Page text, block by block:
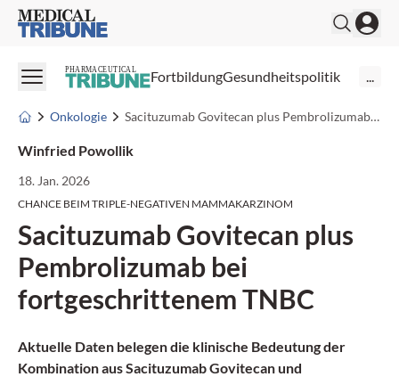
Medical Tribune
PHARMACEUTICAL FortbildungGesundheitspolitik ...
Onkologie Sacituzumab Govitecan plus Pembrolizumab bei fortgeschrittenem TNBC
Winfried Powollik
18. Jan. 2026
CHANCE BEIM TRIPLE-NEGATIVEN MAMMAKARZINOM
Sacituzumab Govitecan plus
Pembrolizumab bei
fortgeschrittenem TNBC
Aktuelle Daten belegen die klinische Bedeutung der
Kombination aus Sacituzumab Govitecan und